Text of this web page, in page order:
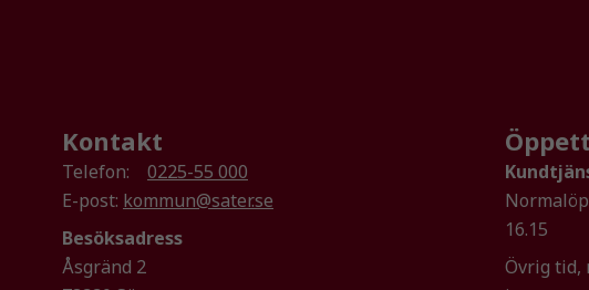
Kontakt
Telefon:
0225-55 000
E-post: kommun@sater.se
Besöksadress
Åsgränd 2
16.15
Övrig tid,